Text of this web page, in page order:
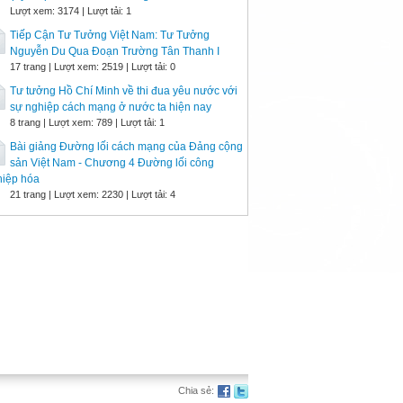
Lượt xem: 3174 | Lượt tải: 1
Tiếp Cận Tư Tưởng Việt Nam: Tư Tưởng
Nguyễn Du Qua Đoạn Trường Tân Thanh I
17 trang | Lượt xem: 2519 | Lượt tải: 0
Tư tưởng Hồ Chí Minh về thi đua yêu nước với
sự nghiệp cách mạng ở nước ta hiện nay
8 trang | Lượt xem: 789 | Lượt tải: 1
Bài giảng Đường lối cách mạng của Đảng cộng
sản Việt Nam - Chương 4 Đường lối công
hóa
21 trang | Lượt xem: 2230 | Lượt tải: 4
Chia sẻ: